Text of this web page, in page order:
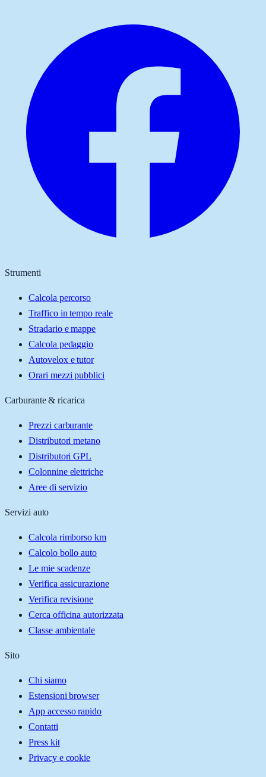
Strumenti
Calcola percorso
Traffico in tempo reale
Stradario e mappe
Calcola pedaggio
Autovelox e tutor
Orari mezzi pubblici
Carburante & ricarica
Prezzi carburante
Distributori metano
Distributori GPL
Colonnine elettriche
Aree di servizio
Servizi auto
Calcola rimborso km
Calcolo bollo auto
Le mie scadenze
Verifica assicurazione
Verifica revisione
Cerca officina autorizzata
Classe ambientale
Sito
Chi siamo
Estensioni browser
App accesso rapido
Contatti
Press kit
Privacy e cookie